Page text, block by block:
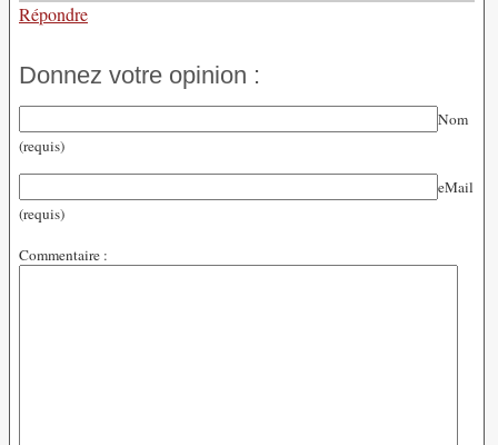
Répondre
Donnez votre opinion :
Nom
(requis)
eMail
(requis)
Commentaire :